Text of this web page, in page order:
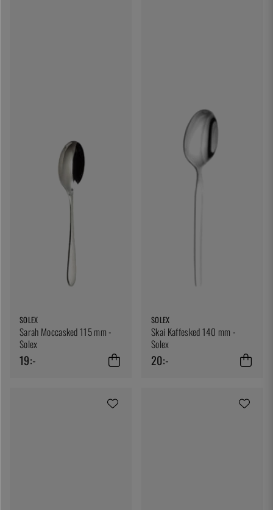
SOLEX
Sarah Moccasked 115 mm -
Solex
19:-
SOLEX
Skai Kaffesked 140 mm -
Solex
20:-